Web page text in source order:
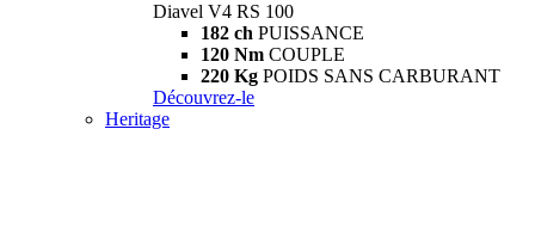
Diavel V4 RS 100
182 ch PUISSANCE
120 Nm COUPLE
220 Kg POIDS SANS CARBURANT
Découvrez-le
Heritage